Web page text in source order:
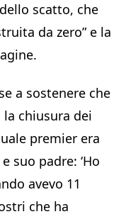
scatto, che
da zero” e la
a sostenere che
chiusura dei
premier era
suo padre: ‘Ho
avevo 11
che ha